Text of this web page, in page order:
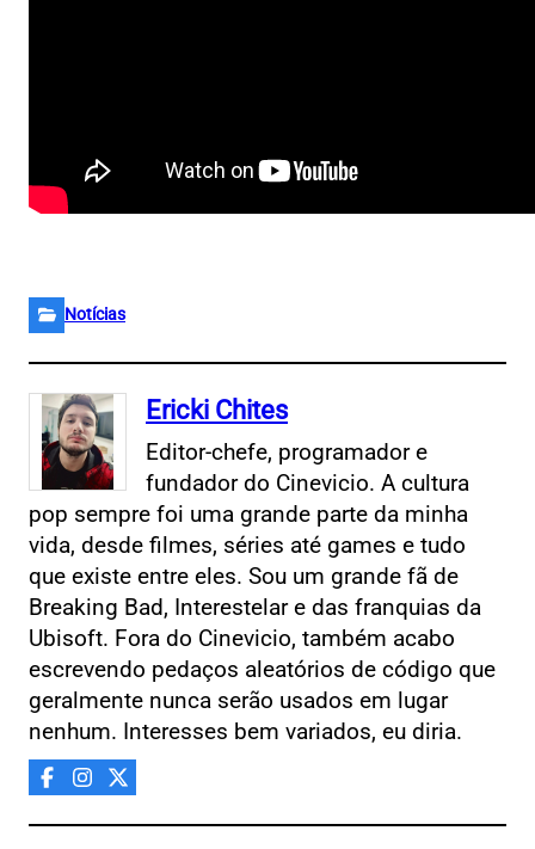
Notícias
Ericki Chites
Editor-chefe, programador e
fundador do Cinevicio. A cultura
pop sempre foi uma grande parte da minha
vida, desde filmes, séries até games e tudo
que existe entre eles. Sou um grande fã de
Breaking Bad, Interestelar e das franquias da
Ubisoft. Fora do Cinevicio, também acabo
escrevendo pedaços aleatórios de código que
geralmente nunca serão usados em lugar
nenhum. Interesses bem variados, eu diria.